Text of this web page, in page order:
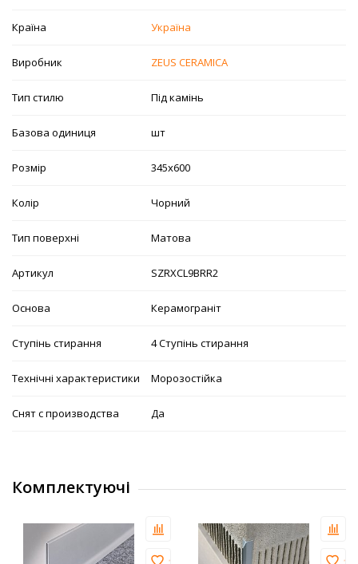
Країна Україна
Виробник ZEUS CERAMICA
Тип стилю Під камінь
Базова одиниця шт
Розмір 345х600
Колір Чорний
Тип поверхні Матова
Артикул SZRXCL9BRR2
Основа Керамограніт
Ступінь стирання 4 Ступінь стирання
Технічні характеристики Морозостійка
Снят с производства Да
Комплектуючі